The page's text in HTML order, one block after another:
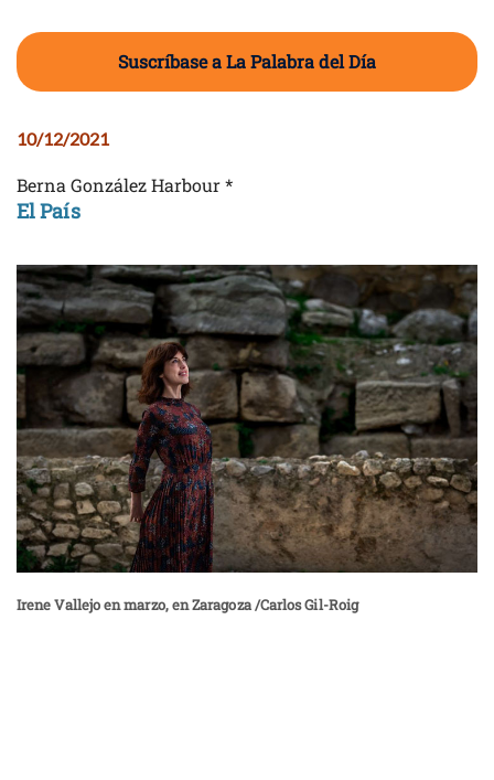
Suscríbase a La Palabra del Día
10/12/2021
Berna González Harbour *
El País
Irene Vallejo en marzo, en Zaragoza /Carlos Gil-Roig